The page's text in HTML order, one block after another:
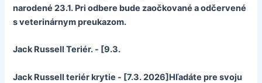
narodené 23.1. Pri odbere bude zaočkované a odčervené
s veterinárnym preukazom.
Jack Russell Teriér. - [9.3.
Jack Russell teriér krytie - [7.3. 2026]Hľadáte pre svoju